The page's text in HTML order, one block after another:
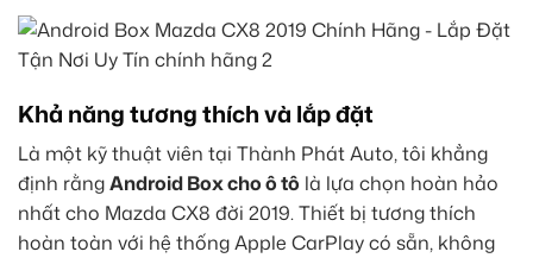
Khả năng tương thích và lắp đặt
Là một kỹ thuật viên tại Thành Phát Auto, tôi khẳng
định rằngAndroid Box cho ô tô là lựa chọn hoàn hảo
nhất cho Mazda CX8 đời 2019. Thiết bị tương thích
hoàn toàn với hệ thống Apple CarPlay có sẵn, không